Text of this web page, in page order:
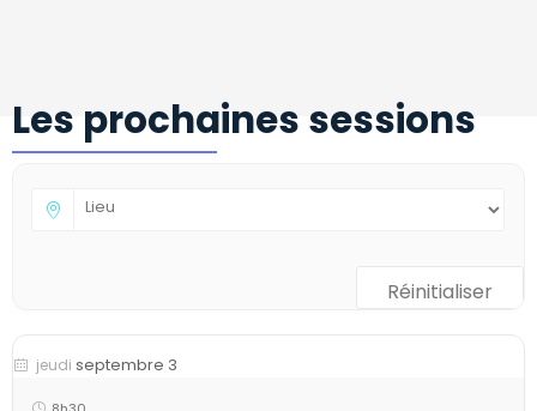
Les prochaines sessions
Réinitialiser
jeudi septembre 3